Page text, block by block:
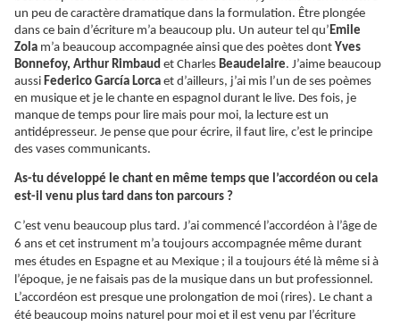
un peu de caractère dramatique dans la formulation. Être plongée
dans ce bain d’écriture m’a beaucoup plu. Un auteur tel qu’Emile
Zola m’a beaucoup accompagnée ainsi que des poètes dont Yves
Bonnefoy, Arthur Rimbaud et Charles Beaudelaire. J’aime beaucoup
aussi Federico García Lorca et d’ailleurs, j’ai mis l’un de ses poèmes
en musique et je le chante en espagnol durant le live. Des fois, je
manque de temps pour lire mais pour moi, la lecture est un
antidépresseur. Je pense que pour écrire, il faut lire, c’est le principe
des vases communicants.
As-tu développé le chant en même temps que l’accordéon ou cela
est-il venu plus tard dans ton parcours ?
C’est venu beaucoup plus tard. J’ai commencé l’accordéon à l’âge de
6 ans et cet instrument m’a toujours accompagnée même durant
mes études en Espagne et au Mexique ; il a toujours été là même si à
l’époque, je ne faisais pas de la musique dans un but professionnel.
L’accordéon est presque une prolongation de moi (rires). Le chant a
été beaucoup moins naturel pour moi et il est venu par l’écriture